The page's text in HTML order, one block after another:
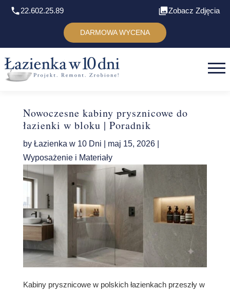
22.602.25.89 Zobacz Zdjęcia
DARMOWA WYCENA
Nowoczesne kabiny prysznicowe do
łazienki w bloku | Poradnik
by Łazienka w 10 Dni maj 15, 2026|
Wyposażenie i Materiały
Kabiny prysznicowe w polskich łazienkach przeszły w